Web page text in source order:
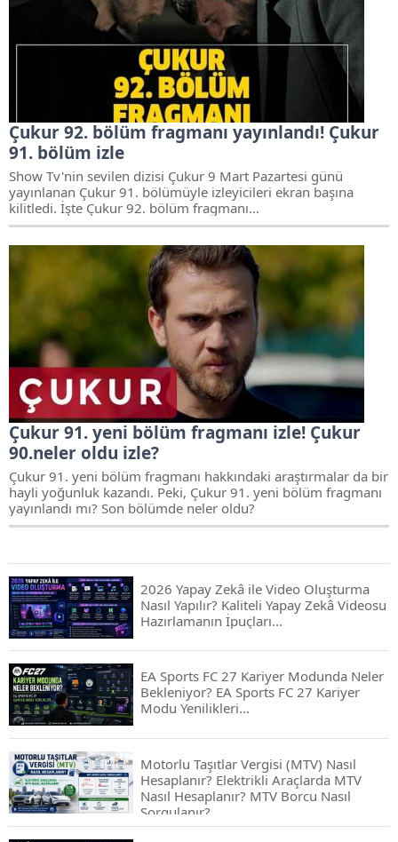
Çukur 92. bölüm fragmanı yayınlandı! Çukur
91. bölüm izle
Show Tv'nin sevilen dizisi Çukur 9 Mart Pazartesi günü
yayınlanan Çukur 91. bölümüyle izleyicileri ekran başına
kilitledi. İşte Çukur 92. bölüm fragmanı...
Çukur 91. yeni bölüm fragmanı izle! Çukur
90.neler oldu izle?
Çukur 91. yeni bölüm fragmanı hakkındaki araştırmalar da bir
hayli yoğunluk kazandı. Peki, Çukur 91. yeni bölüm fragmanı
yayınlandı mı? Son bölümde neler oldu?
2026 Yapay Zekâ ile Video Oluşturma
Nasıl Yapılır? Kaliteli Yapay Zekâ Videosu
Hazırlamanın İpuçları...
EA Sports FC 27 Kariyer Modunda Neler
Bekleniyor? EA Sports FC 27 Kariyer
Modu Yenilikleri…
Motorlu Taşıtlar Vergisi (MTV) Nasıl
Hesaplanır? Elektrikli Araçlarda MTV
Nasıl Hesaplanır? MTV Borcu Nasıl
Sorgulanır?